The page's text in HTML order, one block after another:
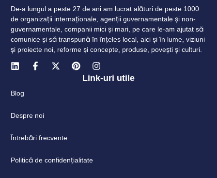
De-a lungul a peste 27 de ani am lucrat alături de peste 1000
de organizații internaționale, agenții guvernamentale și non-
guvernamentale, companii mici și mari, pe care le-am ajutat să
comunice și să transpună în înțeles local, aici și în lume, viziuni
și proiecte noi, reforme și concepte, produse, povești și culturi.
Link-uri utile
Blog
Despre noi
Întrebări frecvente
Politică de confidențialitate